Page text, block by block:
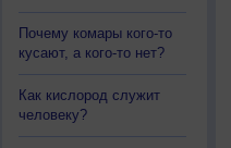
Почему комары кого-то
кусают, а кого-то нет?
Как кислород служит
человеку?